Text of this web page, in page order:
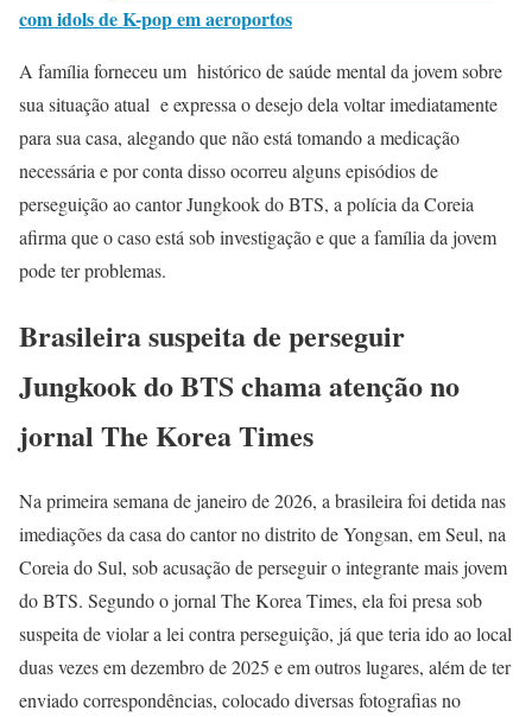
com idols de K-pop em aeroportos
A família forneceu um histórico de saúde mental da jovem sobre
sua situação atual e expressa o desejo dela voltar imediatamente
para sua casa, alegando que não está tomando a medicação
necessária e por conta disso ocorreu alguns episódios de
perseguição ao cantor Jungkook do BTS, a polícia da Coreia
afirma que o caso está sob investigação e que a família da jovem
pode ter problemas.
Brasileira suspeita de perseguir
Jungkook do BTS chama atenção no
jornal The Korea Times
Na primeira semana de janeiro de 2026, a brasileira foi detida nas
imediações da casa do cantor no distrito de Yongsan, em Seul, na
Coreia do Sul, sob acusação de perseguir o integrante mais jovem
do BTS. Segundo o jornal The Korea Times, ela foi presa sob
suspeita de violar a lei contra perseguição, já que teria ido ao local
duas vezes em dezembro de 2025 e em outros lugares, além de ter
enviado correspondências, colocado diversas fotografias no